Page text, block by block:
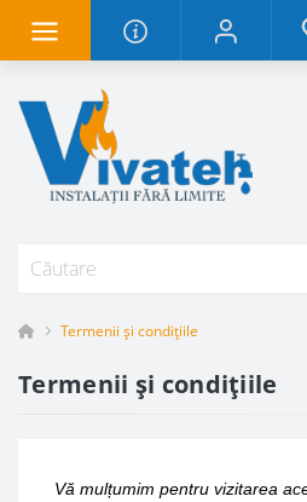
Termenii şi condiţiile
Termenii şi condiţiile
Vă mulțumim pentru vizitarea